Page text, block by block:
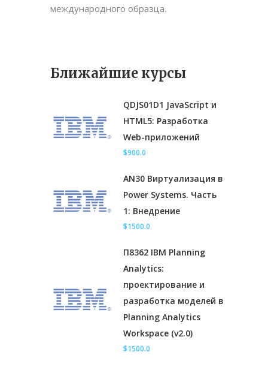
международного образца.
Ближайшие курсы
QDJS01D1 JavaScript и
HTML5: Разработка
Web-приложений
$900.0
AN30 Виртуализация в
Power Systems. Часть
1: Внедрение
$1500.0
П8362 IBM Planning
Analytics:
проектирование и
разработка моделей в
Planning Analytics
Workspace (v2.0)
$1500.0